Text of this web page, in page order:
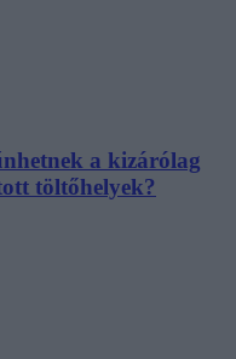
a kizárólag
töltőhelyek?